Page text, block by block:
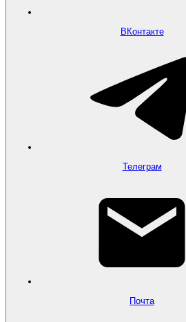
ВКонтакте
Телеграм
Почта